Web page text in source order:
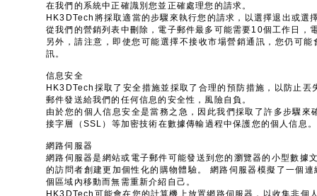
在我們的系統中正確識別您並正確處理您的請求。
HK3DTech將採取適當的步驟來執行您的請求，以選擇退出或
從我們的營銷列表中刪除，電子郵件最多可能需要10個工作日
另外，請注意，即使您可能選擇不接收市場營銷通訊，您仍可
訊。
信息安全
HK3DTech採取了安全措施並採取了合理的預防措施，以防止
郵件發送給我們的任何信息的安全性，風險自負。
由於您的個人信息安全是當務之急，因此我們採取了許多步驟
接字層（SSL）等加密技術在數據傳輸過程中保護您的個人信息
網路伺服器
網路伺服器是網站或電子郵件可能發送到您的瀏覽器的小型數據
的訪問者創建更加個性化的購物體驗。 網路伺服器模擬了一個
個區域內移動而無需重新介紹自己。
HK3DTech可能會在您的計算機上放置網路伺服器，以收集非